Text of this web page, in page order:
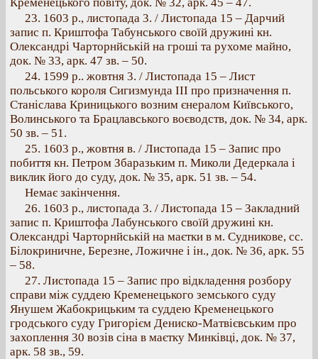
23. 1603 p., листопада 3. / Листопада 15 – Дарчий
запис п. Криштофа Табунського своїй дружині кн.
Олександрі Чарторнйській на гроші та рухоме майно,
док. № 33, арк. 47 зв. – 50.
24. 1599 p.. жовтня 3. / Листопада 15 – Лист
польського короля Сигизмунда III про призначення п.
Станіслава Криницького возним єнералом Київського,
Волинського та Брацлавського воєводств, док. № 34, арк.
50 зв. – 51.
25. 1603 p., жовтня в. / Листопада 15 – Запис про
побиття кн. Петром Збаразьким п. Миколи Дедеркала і
виклик його до суду, док. № 35, арк. 51 зв. – 54.
Немає закінчення.
26. 1603 p., листопада 3. / Листопада 15 – Закладний
запис п. Криштофа Лабунського своїй дружині кн.
Олександрі Чарторнйській на маєтки в м. Судникове, сс.
Білокриничне, Березне, Ложичне і ін., док. № 36, арк. 55
– 58.
27. Листопада 15 – Запис про відкладення розбору
справи між суддею Кременецького земського суду
Янушем Жабокрицьким та суддею Кременецького
гродського суду Григорієм Дениско-Матвієвським про
захоплення 30 возів сіна в маєтку Минківці, док. № 37,
арк. 58 зв., 59.